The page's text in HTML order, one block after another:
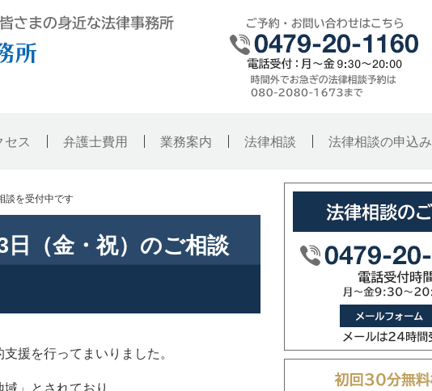
弁護士法人東京ハレノヒ法律事務所・銚子総合法律事務所
セス 弁護士費用 業務案内 法律相談 法律相談の申込み
談を受付中です
（金・祝）のご相談
援を行ってまいりました。
」とされており、